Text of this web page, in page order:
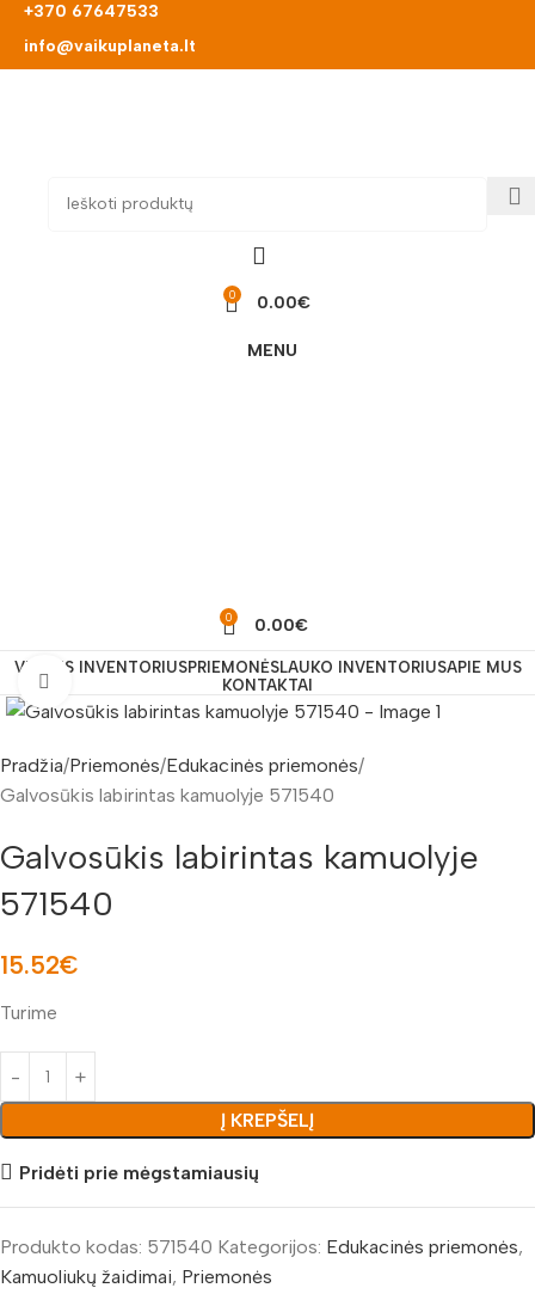
+370 67647533
info@vaikuplaneta.lt
0 0.00€
MENU
0 0.00€
VIDAUS INVENTORIUSPRIEMONĖSLAUKO INVENTORIUSAPIE MUS
KONTAKTAI
Padidinti nuotrauką
Pradžia Priemonės Edukacinės priemonės
Galvosūkis labirintas kamuolyje 571540
Galvosūkis labirintas kamuolyje
571540
15.52€
Turime
Į KREPŠELĮ
Pridėti prie mėgstamiausių
Produkto kodas: 571540 Kategorijos: Edukacinės priemonės,
Kamuoliukų žaidimai, Priemonės